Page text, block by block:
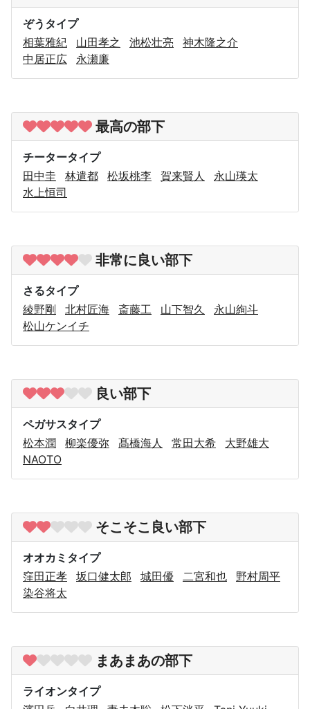
ぞうタイプ
相葉雅紀
山田孝之 池松壮亮
神木隆之介
中居正広
永瀬廉
最高の部下
チータータイプ
田中圭
林遣都 松坂桃李 賀来賢人
永山瑛太
水上恒司
非常に良い部下
さるタイプ
綾野剛
北村匠海 斎藤工 山下智久
永山絢斗
松山ケンイチ
良い部下
ペガサスタイプ
松本潤
柳楽優弥 髙橋海人 常田大希
大野雄大
NAOTO
そこそこ良い部下
オオカミタイプ
窪田正孝
坂口健太郎 城田優 二宮和也
野村周平
染谷将太
まあまあの部下
ライオンタイプ